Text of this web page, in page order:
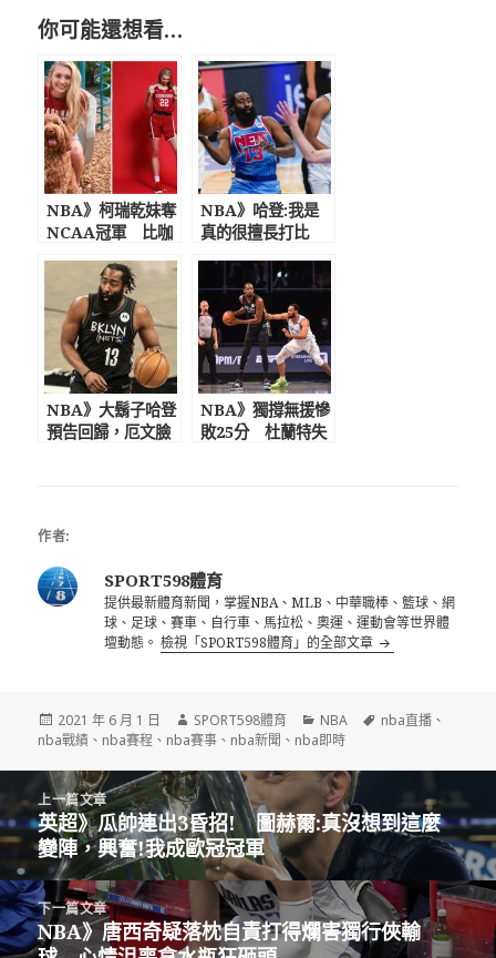
你可能還想看…
NBA》柯瑞乾妹奪
NCAA冠軍 比咖
睛外型與逆天長腿
NBA》哈登:我是
真的很擅長打比
打球非常沮喪
NBA》大鬍子哈登
預告回歸，厄文臉
NBA》獨撐無援慘
敗25分 杜蘭特失
作者:
SPORT598體育
提供最新體育新聞，掌握NBA、MLB、中華職棒、籃球、網
球、足球、賽車、自行車、馬拉松、奧運、運動會等世界體
壇動態。檢視「SPORT598體育」的全部文章
發
佈
期:
2021 年 6 月 1 日
作
者
SPORT598體育
分
類
NBA
標
nba直播 、
nba戰績 、 nba賽程 、 nba賽事 、 nba新聞 、 nba即時
導
上一篇文章
上
一
篇
文
章:
英超》瓜帥連出3昏招! 圖赫爾:真沒想到這麼
變陣，興奮!我成歐冠冠軍
下一篇文章
下
NBA》唐西奇疑落枕自責打得爛害獨行俠輸